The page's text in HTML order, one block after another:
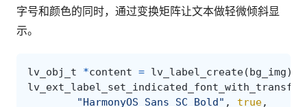
字号和颜色的同时，通过变换矩阵让文本做轻微倾斜显
示。
lv_obj_t *content = lv_label_create(bg_img);
"HarmonyOS_Sans_SC_Bold" , true,